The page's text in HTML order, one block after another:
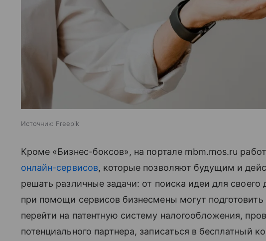
Источник: Freepik
Кроме «Бизнес-боксов», на портале mbm.mos.ru
онлайн-сервисов, которые позволяют будущим и
решать различные задачи: от поиска идеи для своего
при помощи сервисов бизнесмены могут
перейти на патентную систему налогообложения,
потенциального партнера, записаться в бесплатный